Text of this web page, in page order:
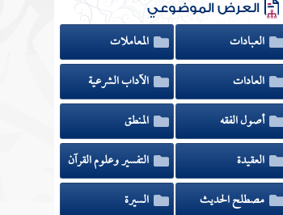
العرض الموضوعي
العبادات
المعاملات
العادات
الآداب الشرعية
أصول الفقه
المنطق
العقيدة
التفسير وعلوم القرآن
مصطلح الحديث
السيرة